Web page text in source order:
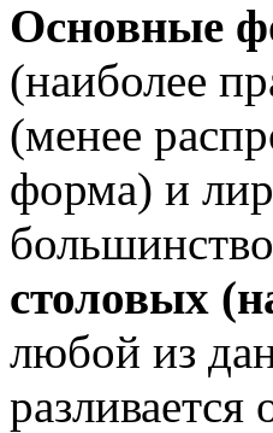
Основные
(наиболее
(менее
форма) и
столовых
любой из